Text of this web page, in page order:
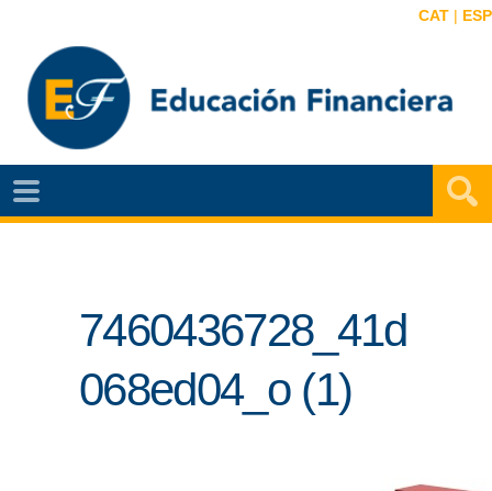
CAT | ESP
NOTÍCIAS
EF
MAPA
AGENDA
7460436728_41d
068ed04_o (1)